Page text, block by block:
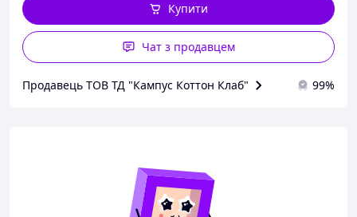
Купити
Чат з продавцем
Продавець ТОВ ТД "Кампус Коттон Клаб" 99%